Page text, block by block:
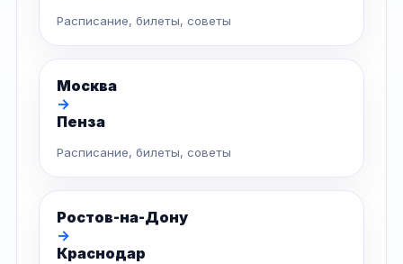
Расписание, билеты, советы
Москва
→
Пенза
Расписание, билеты, советы
Ростов-на-Дону
→
Краснодар